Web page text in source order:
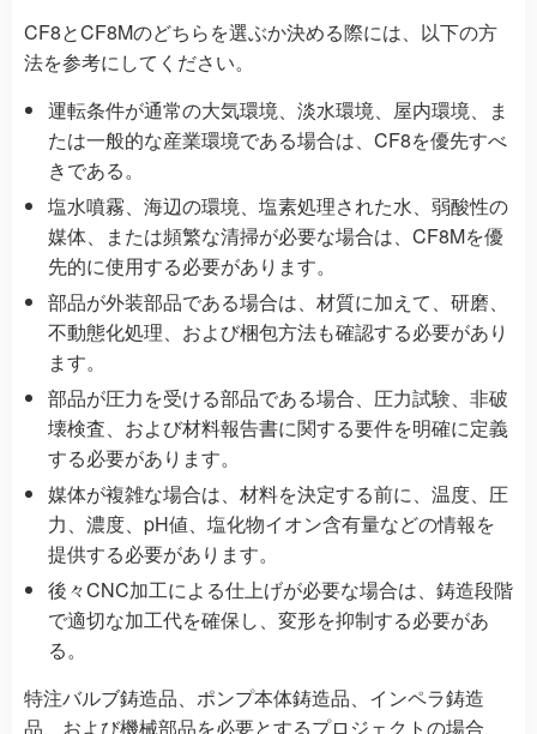
CF8とCF8Mのどちらを選ぶか決める際には、以下の方
法を参考にしてください。
運転条件が通常の大気環境、淡水環境、屋内環境、ま
たは一般的な産業環境である場合は、CF8を優先すべ
きである。
塩水噴霧、海辺の環境、塩素処理された水、弱酸性の
媒体、または頻繁な清掃が必要な場合は、CF8Mを優
先的に使用する必要があります。
部品が外装部品である場合は、材質に加えて、研磨、
不動態化処理、および梱包方法も確認する必要があり
ます。
部品が圧力を受ける部品である場合、圧力試験、非破
壊検査、および材料報告書に関する要件を明確に定義
する必要があります。
媒体が複雑な場合は、材料を決定する前に、温度、圧
力、濃度、pH値、塩化物イオン含有量などの情報を
提供する必要があります。
後々CNC加工による仕上げが必要な場合は、鋳造段階
で適切な加工代を確保し、変形を抑制する必要があ
る。
特注バルブ鋳造品、ポンプ本体鋳造品、インペラ鋳造
品、および機械部品を必要とするプロジェクトの場合、